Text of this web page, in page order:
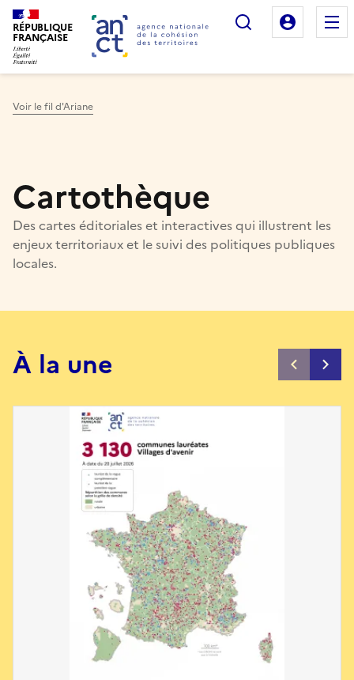
RÉPUBLIQUE
FRANÇAISE
Rechercher
Mon
Voir le fil d'Ariane
Cartothèque
Des cartes éditoriales et interactives qui illustrent les
enjeux territoriaux et le suivi des politiques publiques
locales.
À la une